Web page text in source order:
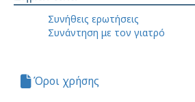
Συνήθεις ερωτήσεις
Συνάντηση με τον γιατρό
Όροι χρήσης